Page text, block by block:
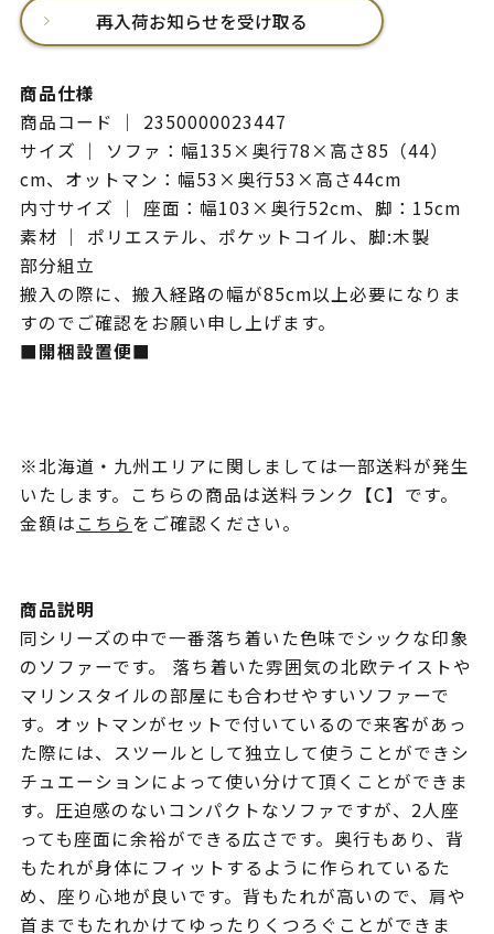
再入荷お知らせを受け取る
商品仕様
商品コード ｜ 2350000023447
サイズ ｜ ソファ：幅135×奥行78×高さ85（44）
cm、オットマン：幅53×奥行53×高さ44cm
内寸サイズ ｜ 座面：幅103×奥行52cm、脚：15cm
素材 ｜ ポリエステル、ポケットコイル、脚:木製
部分組立
搬入の際に、搬入経路の幅が85cm以上必要になりま
すのでご確認をお願い申し上げます。
■開梱設置便■
※北海道・九州エリアに関しましては一部送料が発生
いたします。こちらの商品は送料ランク【C】です。
金額はこちらをご確認ください。
商品説明
同シリーズの中で一番落ち着いた色味でシックな印象
のソファーです。 落ち着いた雰囲気の北欧テイストや
マリンスタイルの部屋にも合わせやすいソファーで
す。オットマンがセットで付いているので来客があっ
た際には、スツールとして独立して使うことができシ
チュエーションによって使い分けて頂くことができま
す。圧迫感のないコンパクトなソファですが、2人座
っても座面に余裕ができる広さです。奥行もあり、背
もたれが身体にフィットするように作られているた
め、座り心地が良いです。背もたれが高いので、肩や
首までもたれかけてゆったりくつろぐことができま